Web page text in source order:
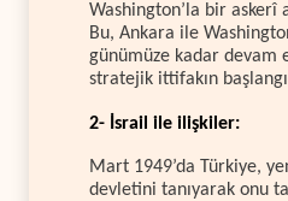
Washington’la bir askerî
Bu, Ankara ile
günümüze kadar devam
stratejik ittifakın
2- İsrail ile ilişkiler:
Mart 1949’da Türkiye,
devletini tanıyarak onu